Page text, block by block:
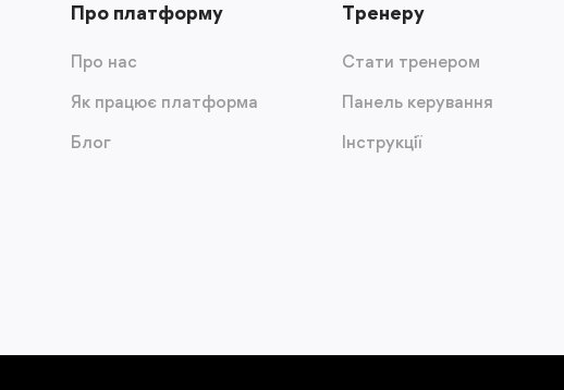
Про платформу
Про нас
Як працює платформа
Блог
Тренеру
Стати тренером
Панель керування
Інструкції